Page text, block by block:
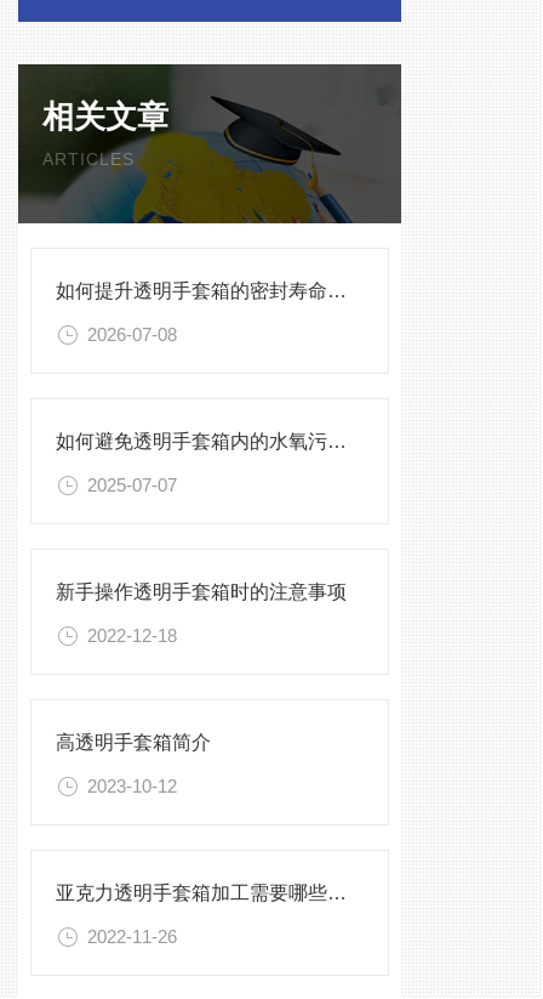
相关文章
ARTICLES
如何提升透明手套箱的密封寿命？密封圈选型与保养须知
2026-07-08
如何避免透明手套箱内的水氧污染？
2025-07-07
新手操作透明手套箱时的注意事项
2022-12-18
高透明手套箱简介
2023-10-12
亚克力透明手套箱加工需要哪些设备
2022-11-26